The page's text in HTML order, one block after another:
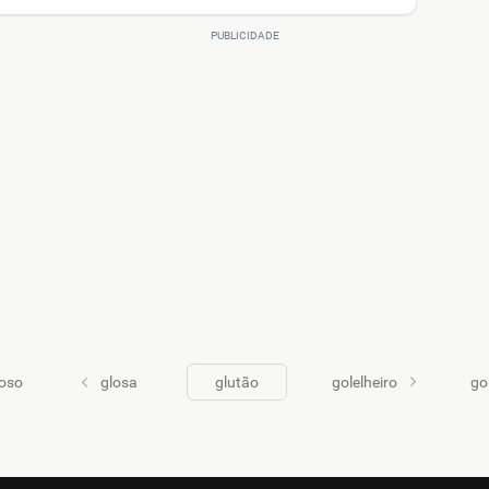
glosa glutão golelheiro